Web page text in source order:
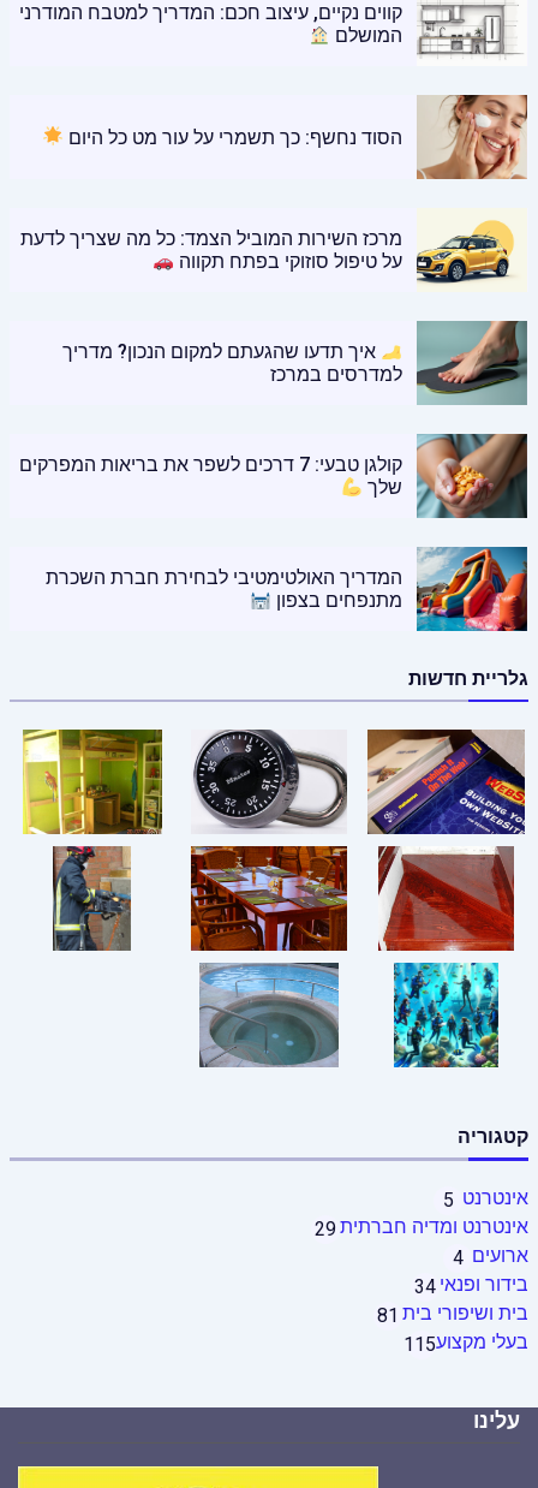
קווים נקיים, עיצוב חכם: המדריך למטבח המודרני
המושלם
הסוד נחשף: כך תשמרי על עור מט כל היום
מרכז השירות המוביל הצמד: כל מה שצריך לדעת
על טיפול סוזוקי בפתח תקווה
איך תדעו שהגעתם למקום הנכון? מדריך
למדרסים במרכז
קולגן טבעי: 7 דרכים לשפר את בריאות המפרקים
שלך
המדריך האולטימטיבי לבחירת חברת השכרת
מתנפחים בצפון
גלריית חדשות
קטגוריה
אינטרנט 5
אינטרנט ומדיה חברתית29
ארועים 4
בידור ופנאי 34
בית ושיפורי בית 81
בעלי מקצוע115
עלינו